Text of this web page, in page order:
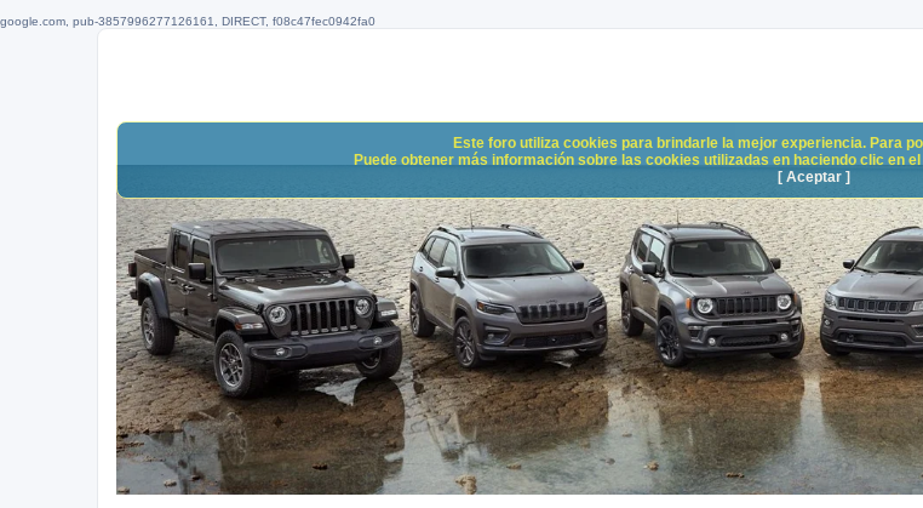
google.com, pub-3857996277126161, DIRECT, f08c47fec0942fa0
Este foro utiliza cookies para brindarle la mejor experiencia. Para
Puede obtener más información sobre las cookies utilizadas en haciendo clic en
[ Aceptar ]